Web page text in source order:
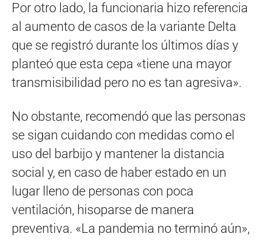
Por otro lado, la funcionaria hizo referencia
al aumento de casos de la variante Delta
que se registró durante los últimos días y
planteó que esta cepa «tiene una mayor
transmisibilidad pero no es tan agresiva».
No obstante, recomendó que las personas
se sigan cuidando con medidas como el
uso del barbijo y mantener la distancia
social y, en caso de haber estado en un
lugar lleno de personas con poca
ventilación, hisoparse de manera
preventiva. «La pandemia no terminó aún»,